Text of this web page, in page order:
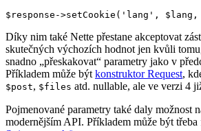
Díky nim také Nette přestane akceptovat
skutečných výchozích hodnot jen kvůli
snadno „přeskakovat“ parametry jako v
Příkladem může být konstruktor Request,
$post, $files atd. nullable, ale ve verzi 4
Pojmenované parametry také daly možnost
modernějším API. Příkladem může být třeba